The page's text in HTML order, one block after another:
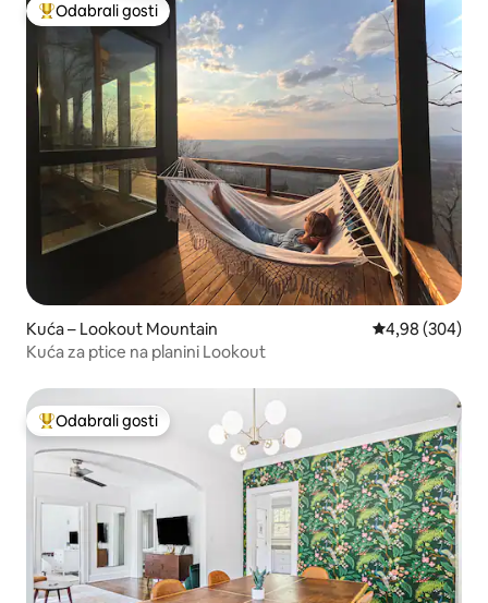
Među najviše rangiranima s oznakom „Odabrali gosti”
Odabrali gosti
Kuća – Lookout Mountain Prosječna
4,98 (304)
Kuća za ptice na planini Lookout
Među najviše rangiranima s oznakom „Odabrali gosti”
Odabrali gosti